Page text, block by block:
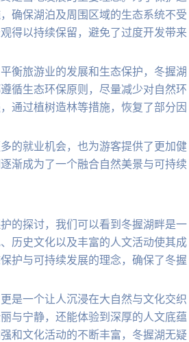
确保湖泊及周围区域的生态系统不受
得以持续保留，避免了过度开发带来
衡旅游业的发展和生态保护，冬握湖
循生态环保原则，尽量减少对自然环
通过植树造林等措施，恢复了部分因
的就业机会，也为游客提供了更加健
渐成为了一个融合自然美景与可持续
的探讨，我们可以看到冬握湖畔是一
历史文化以及丰富的人文活动使其成
护与可持续发展的理念，确保了冬握
是一个让人沉浸在大自然与文化交织
与宁静，还能体验到深厚的人文底蕴
和文化活动的不断丰富，冬握湖无疑